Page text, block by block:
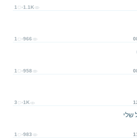
1 1.1K
1 966
1 958
3 1K
שלי
1 983